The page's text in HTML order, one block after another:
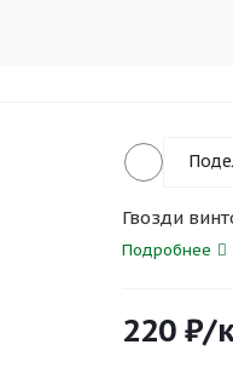
Гвозди
Подробнее
220 ₽/